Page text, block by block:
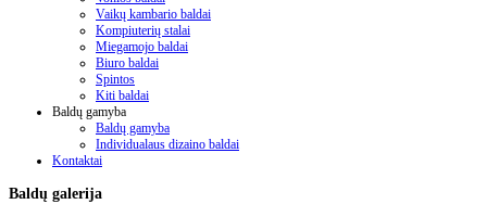
Vaikų kambario baldai
Kompiuterių stalai
Miegamojo baldai
Biuro baldai
Spintos
Kiti baldai
Baldų gamyba
Baldų gamyba
Individualaus dizaino baldai
Kontaktai
Baldų galerija